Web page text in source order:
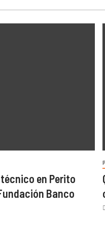
en Perito
Banco